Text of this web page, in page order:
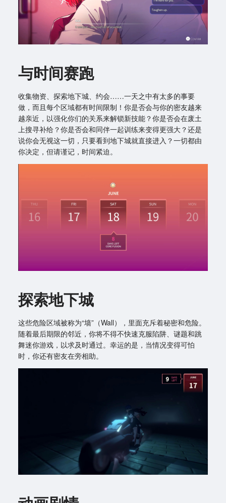
与时间赛跑
收集物资、探索地下城、约会……一天之中有太多的事要
做，而且每个区域都有时间限制！你是否会与你的密友越来
越亲近，以强化你们的关系来解锁新技能？你是否会在废土
上搜寻补给？你是否会和同伴一起训练来变得更强大？还是
说你会无视这一切，只要看到地下城就直接进入？一切都由
你决定，但请谨记，时间紧迫。
探索地下城
这些危险区域被称为“墙”（Wall），里面充斥着秘密和危险。
随着最后期限的邻近，你将不得不快速克服陷阱、谜题和跳
舞迷你游戏，以求及时通过。幸运的是，当情况变得可怕
时，你还有密友在旁相助。